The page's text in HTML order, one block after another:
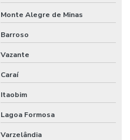
Monte Alegre de Minas
Barroso
Vazante
Caraí
Itaobim
Lagoa Formosa
Varzelândia